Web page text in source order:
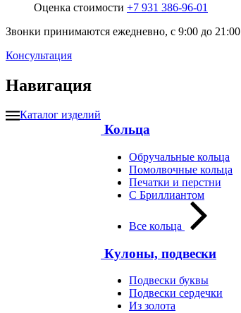
Оценка стоимости +7 931 386-96-01
Звонки принимаются ежедневно, с 9:00 до 21:00
Консультация
Навигация
Каталог изделий
Кольца
Обручальные кольца
Помолвочные кольца
Печатки и перстни
С Бриллиантом
Все кольца
Кулоны, подвески
Подвески буквы
Подвески сердечки
Из золота